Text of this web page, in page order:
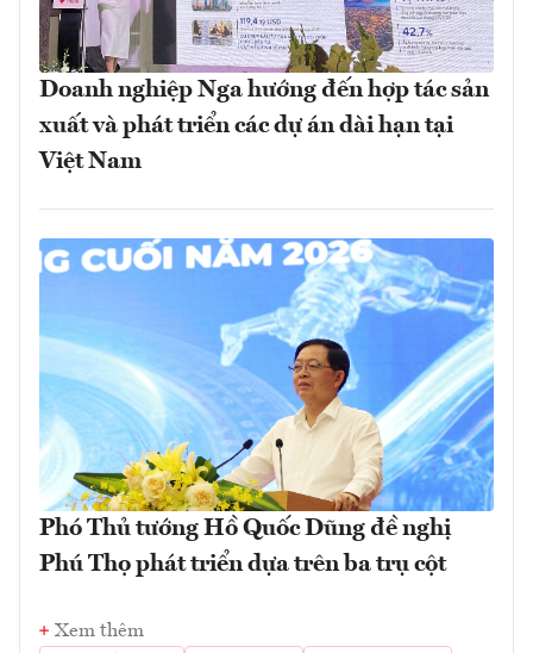
Doanh nghiệp Nga hướng đến hợp tác sản
xuất và phát triển các dự án dài hạn tại
Việt Nam
Phó Thủ tướng Hồ Quốc Dũng đề nghị
Phú Thọ phát triển dựa trên ba trụ cột
Xem thêm